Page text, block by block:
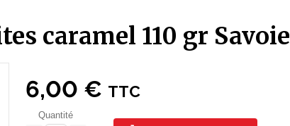
caramel 110 gr Savoie
6,00 € TTC
Quantité